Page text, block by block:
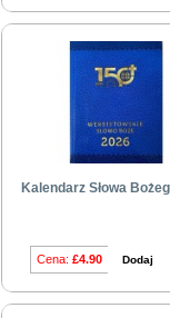
Kalendarz Słowa
Cena: £4.90 Dodaj